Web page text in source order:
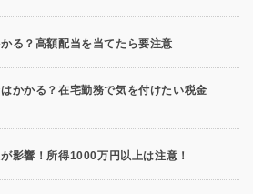
る？高額配当を当てたら要注意
かかる？在宅勤務で気を付けたい税金
影響！所得1000万円以上は注意！